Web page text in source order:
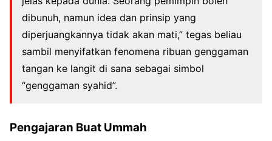
dibunuh, namun idea dan prinsip yang
diperjuangkannya tidak akan mati,” tegas beliau
sambil menyifatkan fenomena ribuan genggaman
tangan ke langit di sana sebagai simbol
“genggaman syahid”.
Pengajaran Buat Ummah